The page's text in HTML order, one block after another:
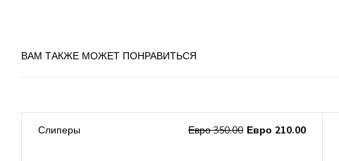
ВАМ ТАКЖЕ МОЖЕТ ПОНРАВИТЬСЯ
Слиперы Евро 350.00 Евро 210.00